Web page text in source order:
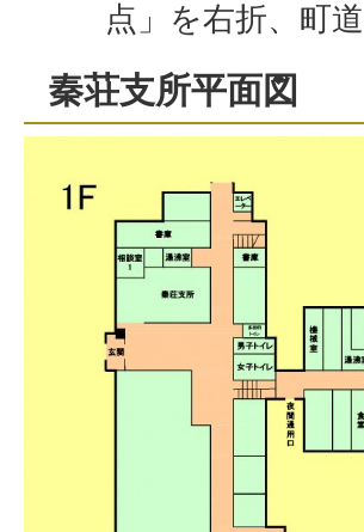
点」を右折、町
秦荘支所平面図